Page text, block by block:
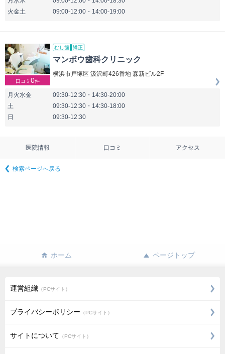
火金土
09:00-12:00・14:00-19:00
口コミ 0件
むし歯 矯正
マンボウ歯科クリニック
横浜市戸塚区 汲沢町426番地 森新ビル2F
月火水金
09:30-12:30・14:30-20:00
土
09:30-12:30・14:30-18:00
日
09:30-12:30
医院情報 口コミ アクセス
検索ページへ戻る
ホーム ページトップ
運営組織 （PCサイト）
プライバシーポリシー （PCサイト）
サイトについて （PCサイト）